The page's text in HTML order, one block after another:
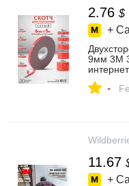
2.76 $
+
9мм 3M
-
11.67
+